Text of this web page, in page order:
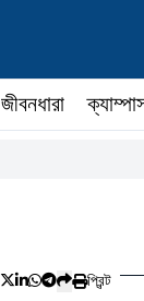
জীবনধারা
প্রিন্ট